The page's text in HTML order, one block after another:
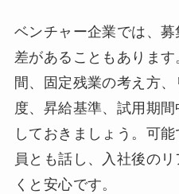
ベンチャー企業では、
差があることもありま
間、固定残業の考え方
度、昇給基準、試用期
しておきましょう。可
員とも話し、入社後の
くと安心です。